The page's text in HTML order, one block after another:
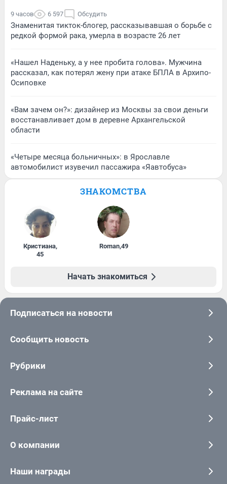
9 часов 6 597 Обсудить
Знаменитая тикток-блогер, рассказывавшая о борьбе с
редкой формой рака, умерла в возрасте 26 лет
«Нашел Наденьку, а у нее пробита голова». Мужчина
рассказал, как потерял жену при атаке БПЛА в Архипо-
Осиповке
«Вам зачем он?»: дизайнер из Москвы за свои деньги
восстанавливает дом в деревне Архангельской
области
«Четыре месяца больничных»: в Ярославле
автомобилист изувечил пассажира «Яавтобуса»
ЗНАКОМСТВА
Кристиана,
45
Roman,49
Начать знакомиться
Подписаться на новости
Сообщить новость
Рубрики
Реклама на сайте
Прайс-лист
О компании
Наши награды